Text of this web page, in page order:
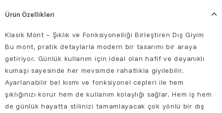
Ürün Özellikleri
Klasik Mont – Şıklık ve Fonksiyonelliği Birleştiren Dış Giyim
Bu mont, pratik detaylarla modern bir tasarımı bir araya
getiriyor. Günlük kullanım için ideal olan hafif ve dayanıklı
kumaşı sayesinde her mevsimde rahatlıkla giyilebilir.
Ayarlanabilir bel kısmı ve fonksiyonel cepleri ile hem
şıklığınızı korur hem de kullanım kolaylığı sağlar. Hem iş hem
de günlük hayatta stilinizi tamamlayacak çok yönlü bir dış